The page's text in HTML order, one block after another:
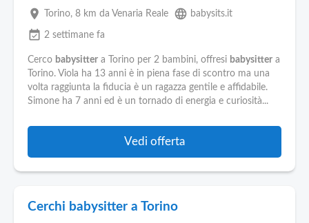
place Torino, 8 km da Venaria Reale language babysits.it
event_available 2 settimane fa
Cerco babysitter a Torino per 2 bambini, offresi babysitter a
Torino. Viola ha 13 anni è in piena fase di scontro ma una
volta raggiunta la fiducia è un ragazza gentile e affidabile.
Simone ha 7 anni ed è un tornado di energia e curiosità...
Vedi offerta
Cerchi babysitter a Torino